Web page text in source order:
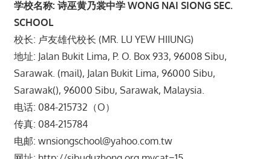
学校名称: 诗巫黄乃裳中学 WONG NAI SIONG SEC.
SCHOOL
校长: 卢友雄代校长 (MR. LU YEW HIIUNG)
地址: Jalan Bukit Lima, P. O. Box 933, 96008 Sibu,
Sarawak. (mail), Jalan Bukit Lima, 96000 Sibu,
Sarawak(), 96000 Sibu, Sarawak, Malaysia.
电话: 084-215732（O）
传真: 084-215784
电邮: wnsiongschool@yahoo.com.tw